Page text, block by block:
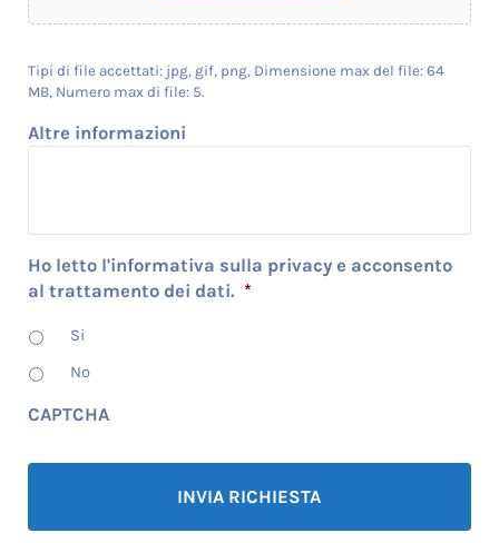
Tipi di file accettati: jpg, gif, png, Dimensione max del file: 64
MB, Numero max di file: 5.
Altre informazioni
Ho letto l'informativa sulla privacy e acconsento
al trattamento dei dati. *
Si
No
CAPTCHA